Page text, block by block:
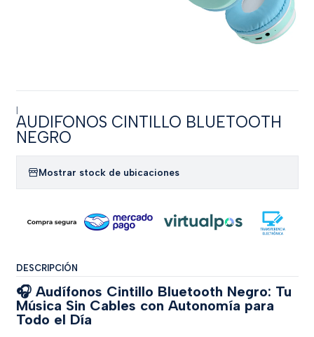
|
AUDIFONOS CINTILLO BLUETOOTH
NEGRO
Mostrar stock de ubicaciones
DESCRIPCIÓN
🎧 Audífonos Cintillo Bluetooth Negro: Tu
Música Sin Cables con Autonomía para
Todo el Día